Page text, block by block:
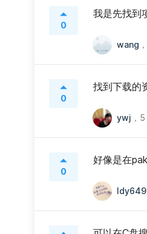
0
我是先找到
wang ，
0
找到下载的
ywj ， 5
0
好像是在